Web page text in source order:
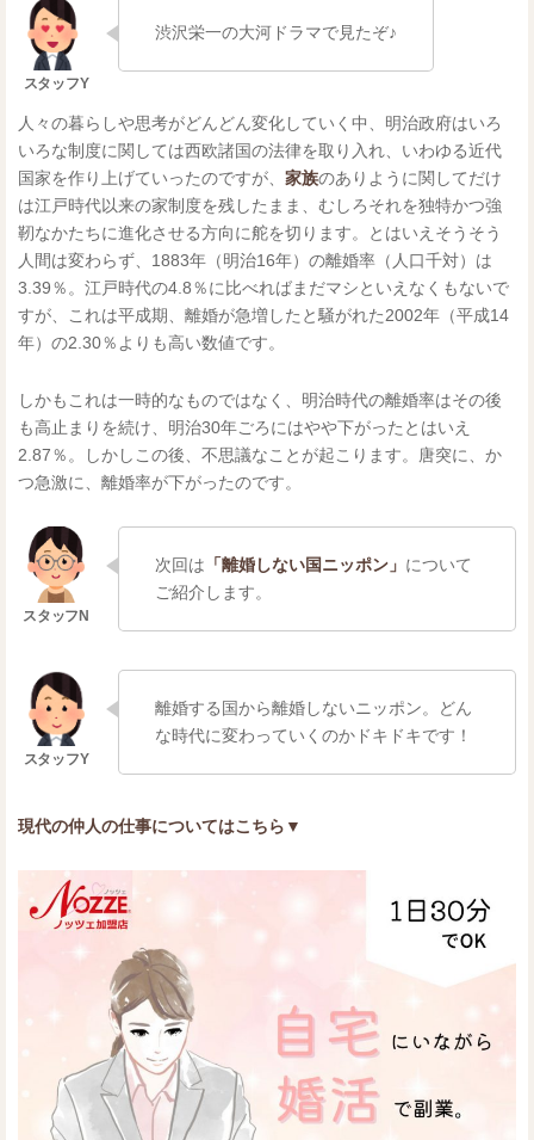
渋沢栄一の大河ドラマで見たぞ♪
人々の暮らしや思考がどんどん変化していく中、明治政府はいろ
いろな制度に関しては西欧諸国の法律を取り入れ、いわゆる近代
国家を作り上げていったのですが、 家族のありように関してだけ
は江戸時代以来の家制度を残したまま、むしろそれを独特かつ強
靭なかたちに進化させる方向に舵を切ります。とはいえそうそう
人間は変わらず、1883年（明治16年）の離婚率（人口千対）は
3.39％。江戸時代の4.8％に比べればまだマシといえなくもないで
すが、これは平成期、離婚が急増したと騒がれた2002年（平成14
年）の2.30％よりも高い数値です。
しかもこれは一時的なものではなく、明治時代の離婚率はその後
も高止まりを続け、明治30年ごろにはやや下がったとはいえ
2.87％。しかしこの後、不思議なことが起こります。唐突に、か
つ急激に、離婚率が下がったのです。
次回は 「離婚しない国ニッポン」 について
ご紹介します。
離婚する国から離婚しないニッポン。どん
な時代に変わっていくのかドキドキです！
現代の仲人の仕事についてはこちら▼